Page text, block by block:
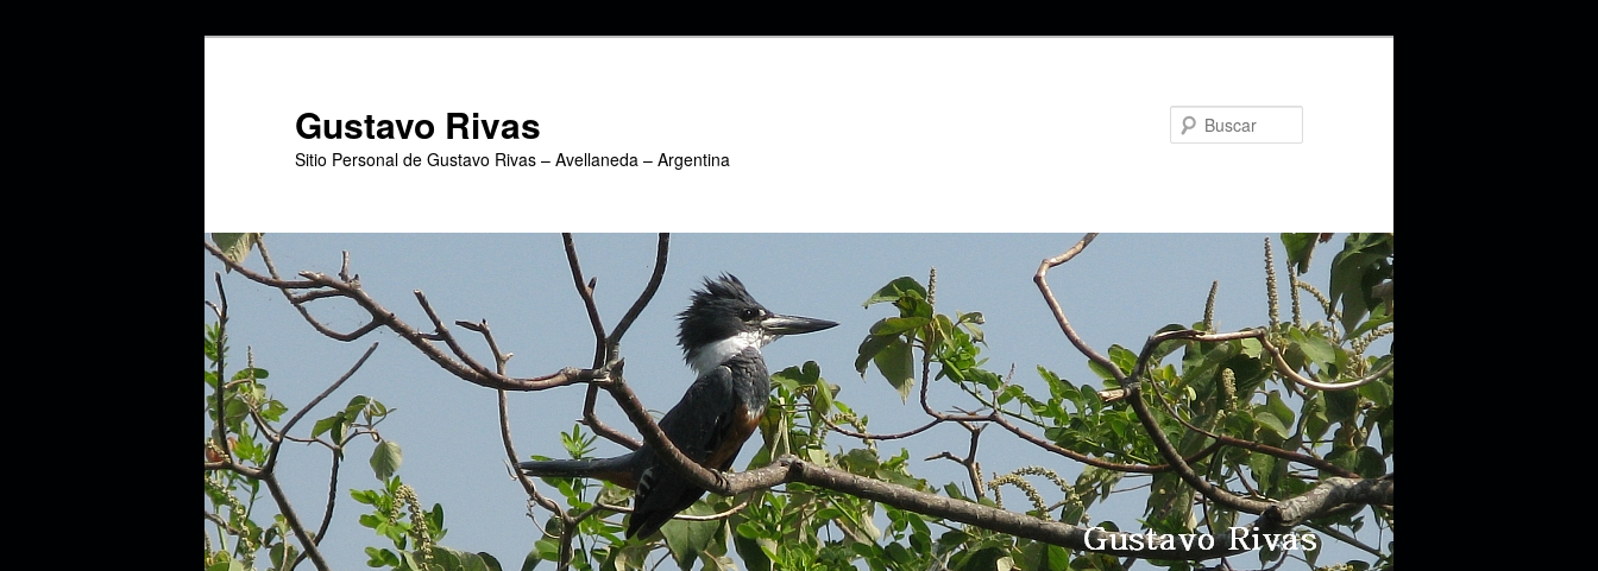
Gustavo Rivas
Sitio Personal de Gustavo Rivas – Avellaneda – Argentina